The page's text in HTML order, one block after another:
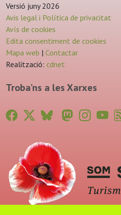
Versió juny 2026
Avis legal i Política de privacitat
Avís de cookies
Edita consentiment de cookies
Mapa web | Contactar
Realització: cdnet
Troba'ns a les Xarxes